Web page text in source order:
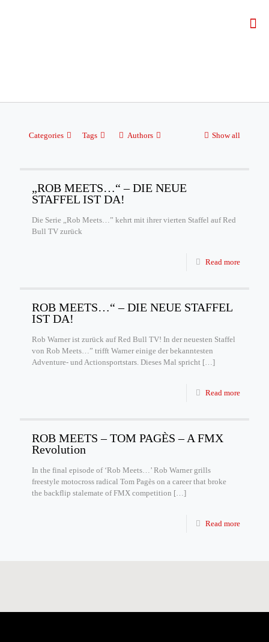
Categories Tags Authors Show all
„ROB MEETS…“ – DIE NEUE
STAFFEL IST DA!
Die Serie „Rob Meets…” kehrt mit ihrer vierten Staffel auf Red
Bull TV zurück
Read more
ROB MEETS…“ – DIE NEUE STAFFEL
IST DA!
Rob Warner ist zurück auf Red Bull TV! In der neuesten Staffel
von Rob Meets…” trifft Warner einige der bekanntesten
Adventure- und Actionsportstars. Dieses Mal spricht […]
Read more
ROB MEETS – TOM PAGÈS – A FMX
Revolution
In the final episode of ‘Rob Meets…’ Rob Warner grills
freestyle motocross radical Tom Pagès on a career that broke
the backflip stalemate of FMX competition […]
Read more